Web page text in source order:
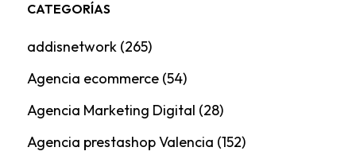
CATEGORÍAS
addisnetwork(265)
Agencia ecommerce(54)
Agencia Marketing Digital (28)
Agencia prestashop Valencia (152)